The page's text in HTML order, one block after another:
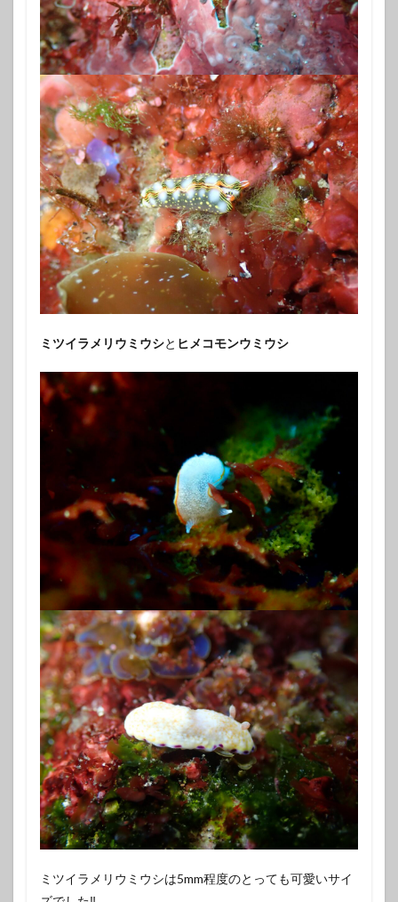
ミツイラメリウミウシと ヒメコモンウミウシ
ミツイラメリウミウシは5mm程度のとっても可愛いサイ